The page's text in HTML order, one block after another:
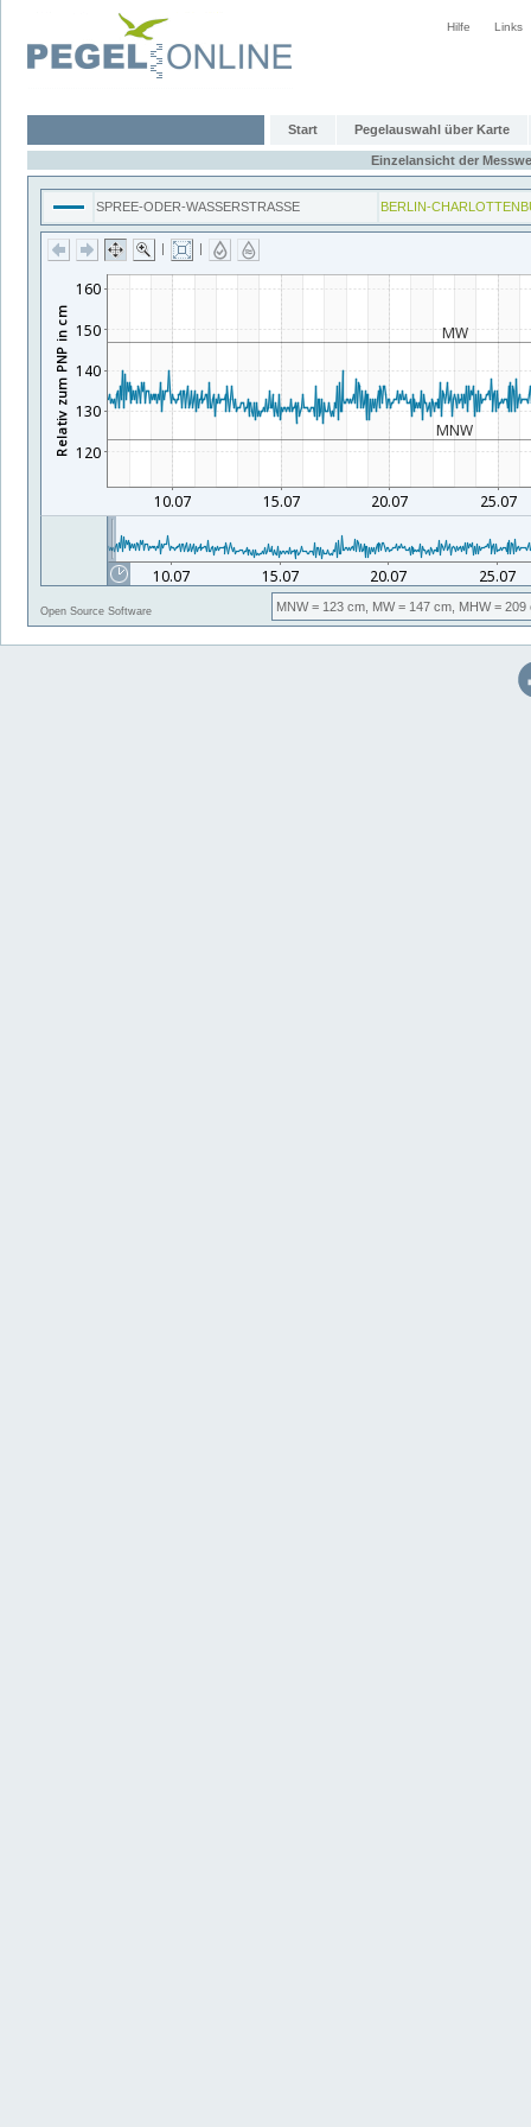
Hilfe Links
Start Pegelauswahl über Karte
Einzelansicht der
SPREE-ODER-WASSERSTRASSE BERLIN-
| |
Open Source Software MNW= 123 cm, MW= 147 cm, MHW= 209